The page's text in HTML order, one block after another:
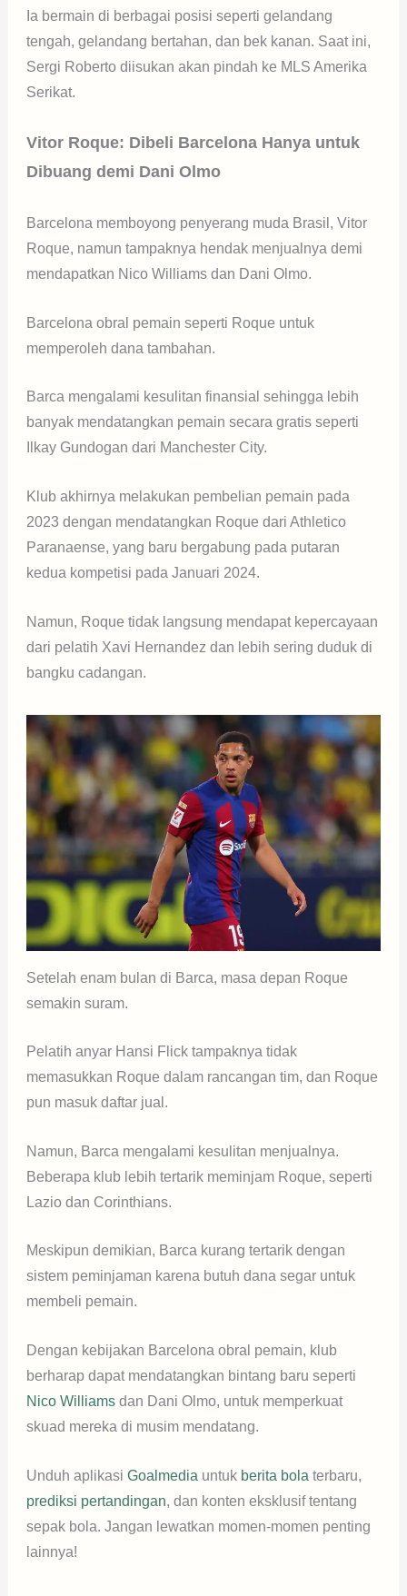
Ia bermain di berbagai posisi seperti gelandang
tengah, gelandang bertahan, dan bek kanan. Saat ini,
Sergi Roberto diisukan akan pindah ke MLS Amerika
Serikat.
Vitor Roque: Dibeli Barcelona Hanya untuk
Dibuang demi Dani Olmo
Barcelona memboyong penyerang muda Brasil, Vitor
Roque, namun tampaknya hendak menjualnya demi
mendapatkan Nico Williams dan Dani Olmo.
Barcelona obral pemain seperti Roque untuk
memperoleh dana tambahan.
Barca mengalami kesulitan finansial sehingga lebih
banyak mendatangkan pemain secara gratis seperti
Ilkay Gundogan dari Manchester City.
Klub akhirnya melakukan pembelian pemain pada
2023 dengan mendatangkan Roque dari Athletico
Paranaense, yang baru bergabung pada putaran
kedua kompetisi pada Januari 2024.
Namun, Roque tidak langsung mendapat kepercayaan
dari pelatih Xavi Hernandez dan lebih sering duduk di
bangku cadangan.
Setelah enam bulan di Barca, masa depan Roque
semakin suram.
Pelatih anyar Hansi Flick tampaknya tidak
memasukkan Roque dalam rancangan tim, dan Roque
pun masuk daftar jual.
Namun, Barca mengalami kesulitan menjualnya.
Beberapa klub lebih tertarik meminjam Roque, seperti
Lazio dan Corinthians.
Meskipun demikian, Barca kurang tertarik dengan
sistem peminjaman karena butuh dana segar untuk
membeli pemain.
Dengan kebijakan Barcelona obral pemain, klub
berharap dapat mendatangkan bintang baru seperti
Nico Williamsdan Dani Olmo, untuk memperkuat
skuad mereka di musim mendatang.
Unduh aplikasi Goalmedia untuk berita bola terbaru,
prediksi pertandingan, dan konten eksklusif tentang
sepak bola. Jangan lewatkan momen-momen penting
lainnya!